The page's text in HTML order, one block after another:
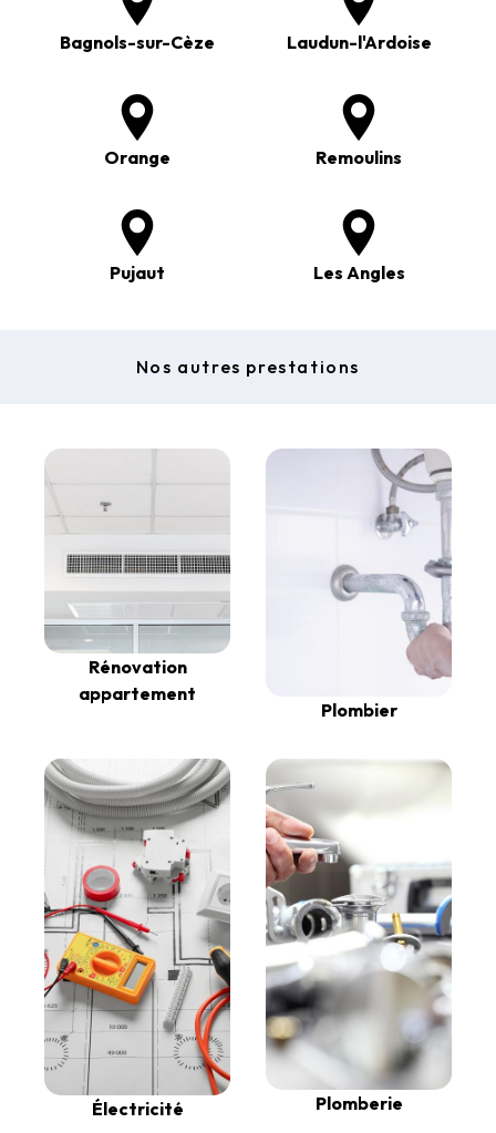
Bagnols-sur-Cèze Laudun-l'Ardoise
Orange Remoulins
Pujaut Les Angles
Nos autres prestations
Rénovation
appartement
Plombier
Électricité Plomberie